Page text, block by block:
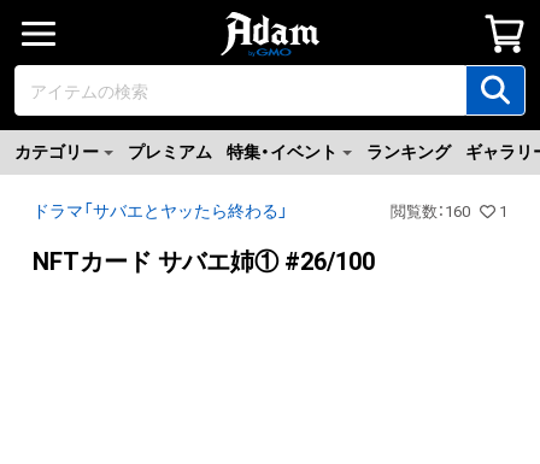
カテゴリー プレミアム 特集・イベント ランキング ギャラリ
ドラマ「サバエとヤッたら終わる」 閲覧数 ： 160 1
NFTカード サバエ姉① #26/100